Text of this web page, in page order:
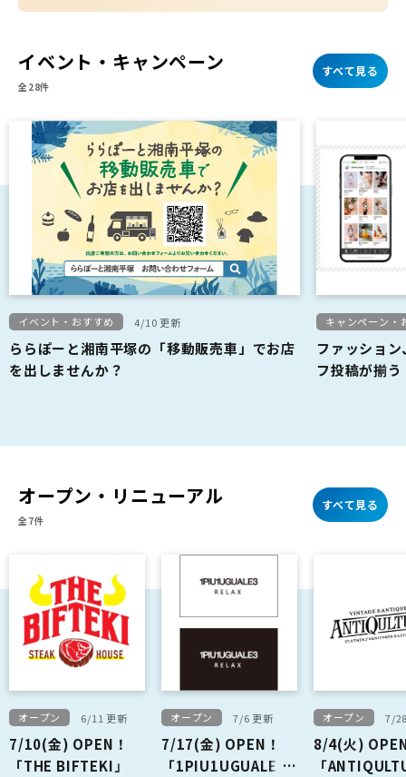
イベント・キャンペーン
全28件
すべて見る
イベント・おすすめ 4/10 更新
ららぽーと湘南平塚の「移動販売車」でお店
を出しませんか？
キャンペーン・
ファッショ
フ投稿が揃
オープン・リニューアル
全7件
すべて見る
オープン 6/11 更新
7/10(金) OPEN！
「THE BIFTEKI」
オープン 7/6 更新
7/17(金) OPEN！
「1PIU1UGUALE3
オープン 7/
8/4(火)
「